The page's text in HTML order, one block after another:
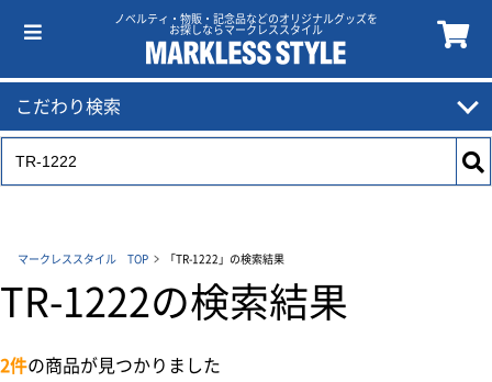
ノベルティ・物販・記念品などのオリジナルグッズを
お探しならマークレススタイル
こだわり検索
マークレススタイル TOP 「TR-1222」の検索結果
TR-1222の検索結果
2件の商品が見つかりました